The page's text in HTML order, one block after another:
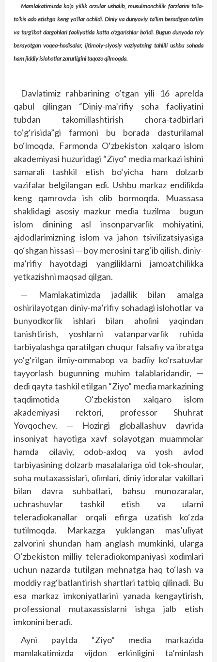
Mamlakatimizda ko‘p yillik orzular ushalib, musulmonchilik farzlarini to‘la-
to‘kis ado etishga keng yo‘llar ochildi. Diniy va dunyoviy ta’lim beradigan ta’lim
va targ‘ibot dargohlari faoliyatida katta o‘zgarishlar bo‘ldi. Bugun dunyoda ro‘y
berayotgan voqea-hodisalar, ijtimoiy-siyosiy vaziyatning tahlili ushbu sohada
ham jiddiy islohotlar zarurligini taqozo qilmoqda.
Davlatimiz rahbarining o‘tgan yili 16 aprelda
qabul qilingan “Diniy-ma’rifiy soha faoliyatini
tubdan takomillashtirish chora-tadbirlari
to‘g‘risida”gi farmoni bu borada dasturilamal
bo‘lmoqda. Farmonda O‘zbekiston xalqaro islom
akademiyasi huzuridagi “Ziyo” media markazi ishini
samarali tashkil etish bo‘yicha ham dolzarb
vazifalar belgilangan edi. Ushbu markaz endilikda
keng qamrovda ish olib bormoqda. Muassasa
shaklidagi asosiy mazkur media tuzilma bugun
islom dinining asl insonparvarlik mohiyatini,
ajdodlarimizning islom va jahon tsivilizatsiyasiga
qo‘shgan hissasi — boy merosini targ‘ib qilish, diniy-
ma’rifiy hayotdagi yangiliklarni jamoatchilikka
yetkazishni maqsad qilgan.
— Mamlakatimizda jadallik bilan amalga
oshirilayotgan diniy-ma’rifiy sohadagi islohotlar va
bunyodkorlik ishlari bilan aholini yaqindan
tanishtirish, yoshlarni vatanparvarlik ruhida
tarbiyalashga qaratilgan chuqur falsafiy va ibratga
yo‘g‘rilgan ilmiy-ommabop va badiiy ko‘rsatuvlar
tayyorlash bugunning muhim talablaridandir, —
dedi qayta tashkil etilgan “Ziyo” media markazining
taqdimotida O‘zbekiston xalqaro islom
akademiyasi rektori, professor Shuhrat
Yovqochev. — Hozirgi globallashuv davrida
insoniyat hayotiga xavf solayotgan muammolar
hamda oilaviy, odob-axloq va yosh avlod
tarbiyasining dolzarb masalalariga oid tok-shoular,
soha mutaxassislari, olimlari, diniy idoralar vakillari
bilan davra suhbatlari, bahsu munozaralar,
uchrashuvlar tashkil etish va ularni
teleradiokanallar orqali efirga uzatish ko‘zda
tutilmoqda. Markazga yuklangan mas’uliyat
zalvorini shundan ham anglash mumkinki, ularga
O‘zbekiston milliy teleradiokompaniyasi xodimlari
uchun nazarda tutilgan mehnatga haq to‘lash va
moddiy rag‘batlantirish shartlari tatbiq qilinadi. Bu
esa markaz imkoniyatlarini yanada kengaytirish,
professional mutaxassislarni ishga jalb etish
imkonini beradi.
Ayni paytda “Ziyo” media markazida
mamlakatimizda vijdon erkinligini ta’minlash